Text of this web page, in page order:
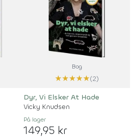
Bog
★★★★★(2)
Dyr, Vi Elsker At Hade
Vicky Knudsen
På lager
149,95 kr